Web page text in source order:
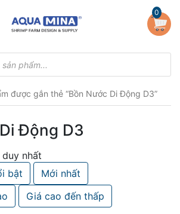
0
được gắn thẻ “Bồn Nước Di Động D3”
Động D3
nhất
bật
Mới nhất
Giá cao đến thấp